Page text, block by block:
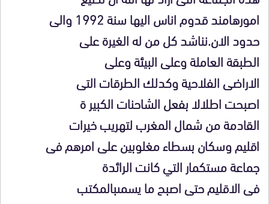
امورهامند قدوم اناس اليها سنة 1992 والى
حدود الان.نناشد كل من له الغيرة على
الطبقة العاملة وعلى البيئة وعلى
الاراضى الفلاحية وكدلك الطرقات التى
اصبحت اطلالا بفعل الشاحنات الكبير ة
القادمة من شمال المغرب لتهريب خيرات
اقليم وسكان بسطاء مغلوبين على امرهم فى
جماعة مستكمار التي كانت الرائدة
فى الاقليم حتى اصبح ما يسمىبالمكتب